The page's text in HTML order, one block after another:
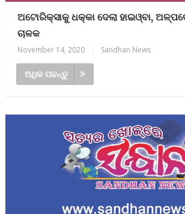
ଅଟୋରିକ୍ସାକୁ ଧକ୍କା ଦେଲା ହାଇଓ୍ବା,
ଚାଳକ
November 14, 2020 Sandhan News
ଅଧିକ ପଢନ୍ତୁ